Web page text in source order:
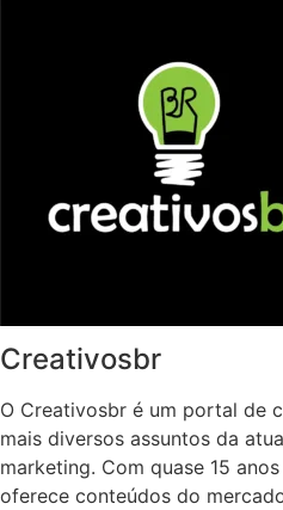
Creativosbr
O Creativosbr é um portal de
mais diversos assuntos da
marketing. Com quase 15
oferece conteúdos do